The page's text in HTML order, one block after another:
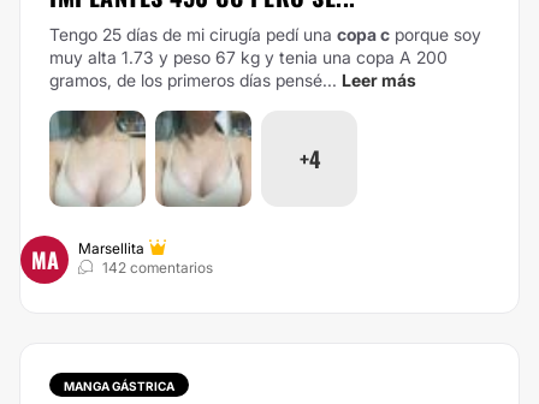
Tengo 25 días de mi cirugía pedí una copa c porque soy
muy alta 1.73 y peso 67 kg y tenia una copa A 200
gramos, de los primeros días pensé... Leer más
+4
MA
Marsellita
142 comentarios
MANGA GÁSTRICA